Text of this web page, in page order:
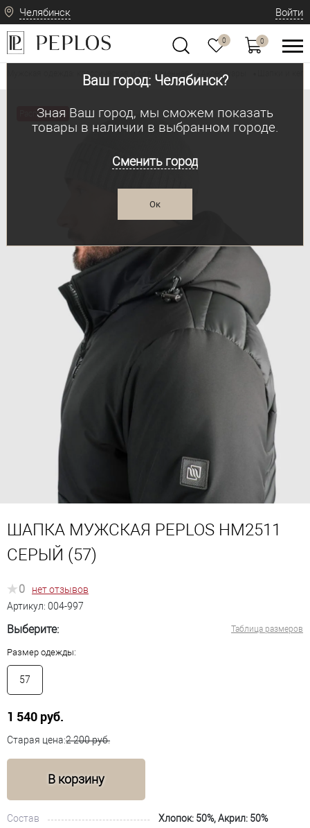
Челябинск
Ваш город: Челябинск?
Зная Ваш город, мы сможем показать
товары в наличии в выбранном городе.
Сменить город
Ок
Войти
0 0
Мужская одежда: классическая и современная Аксессуары
Распродажа
ШАПКА МУЖСКАЯ PEPLOS HM2511
СЕРЫЙ (57)
0
нет отзывов
Артикул: 004-997
Выберите: Таблица размеров
Размер одежды:
57
1 540 руб.
Старая цена:2 200 руб.
В корзину
Состав Хлопок: 50%, Акрил: 50%